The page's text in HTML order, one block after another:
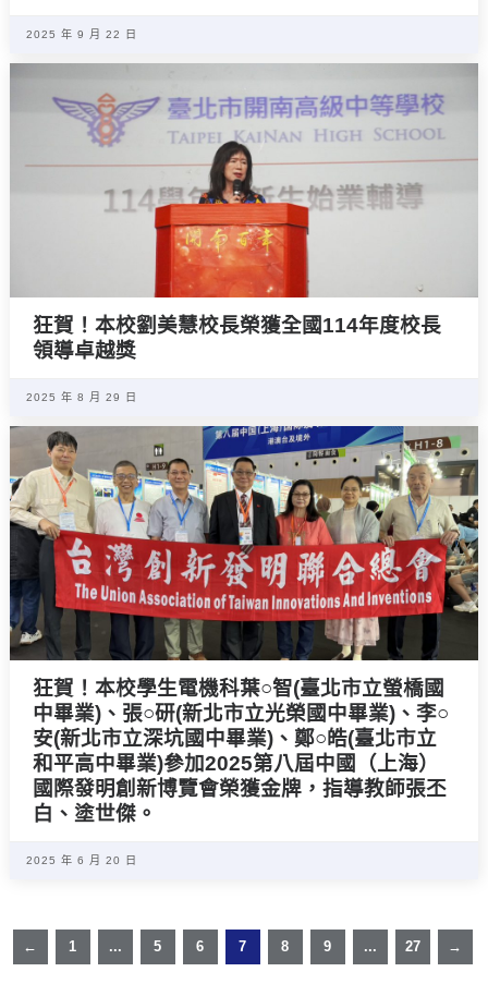
2025 年 9 月 22 日
狂賀！本校劉美慧校長榮獲全國114年度校長
領導卓越獎
2025 年 8 月 29 日
狂賀！本校學生電機科葉○智(臺北市立螢橋國
中畢業)、張○研(新北市立光榮國中畢業)、李○
安(新北市立深坑國中畢業)、鄭○皓(臺北市立
和平高中畢業)參加2025第八屆中國（上海）
國際發明創新博覽會榮獲金牌，指導教師張丕
白、塗世傑。
2025 年 6 月 20 日
← 1 ... 5 6 7 8 9 ... 27 →